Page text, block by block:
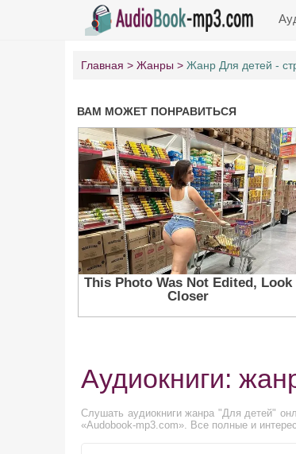
Главная Жанры Жанр Для детей -
Аудиокниги:
Слушать аудиокниги жанра "Для детей"
«Audobook-mp3.com». Все полные и